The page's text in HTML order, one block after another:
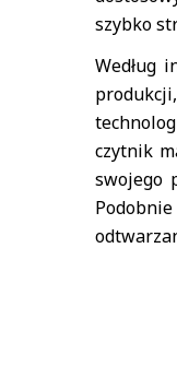
szybko
Według
czytnik
swojego